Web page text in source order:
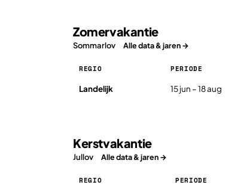
Zomervakantie
Sommarlov Alle data & jaren →
Zomervakantie in Zweden 2026, per regio
REGIO PERIODE
Landelijk 15 jun – 18 aug
Kerstvakantie
Jullov Alle data & jaren →
REGIO PERIODE